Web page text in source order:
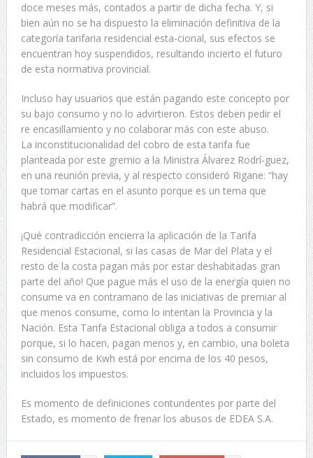
doce meses más, contados a partir de dicha fecha. Y, si
bien aún no se ha dispuesto la eliminación definitiva de la
categoría tarifaria residencial esta-cional, sus efectos se
encuentran hoy suspendidos, resultando incierto el futuro
de esta normativa provincial.
Incluso hay usuarios que están pagando este concepto por
su bajo consumo y no lo advirtieron. Estos deben pedir el
re encasillamiento y no colaborar más con este abuso.
La inconstitucionalidad del cobro de esta tarifa fue
planteada por este gremio a la Ministra Álvarez Rodrí-guez,
en una reunión previa, y al respecto consideró Rigane: “hay
que tomar cartas en el asunto porque es un tema que
habrá que modificar”.
¡Qué contradicción encierra la aplicación de la Tarifa
Residencial Estacional, si las casas de Mar del Plata y el
resto de la costa pagan más por estar deshabitadas gran
parte del año! Que pague más el uso de la energía quien no
consume va en contramano de las iniciativas de premiar al
que menos consume, como lo intentan la Provincia y la
Nación. Esta Tarifa Estacional obliga a todos a consumir
porque, si lo hacen, pagan menos y, en cambio, una boleta
sin consumo de Kwh está por encima de los 40 pesos,
incluidos los impuestos.
Es momento de definiciones contundentes por parte del
Estado, es momento de frenar los abusos de EDEA S.A.